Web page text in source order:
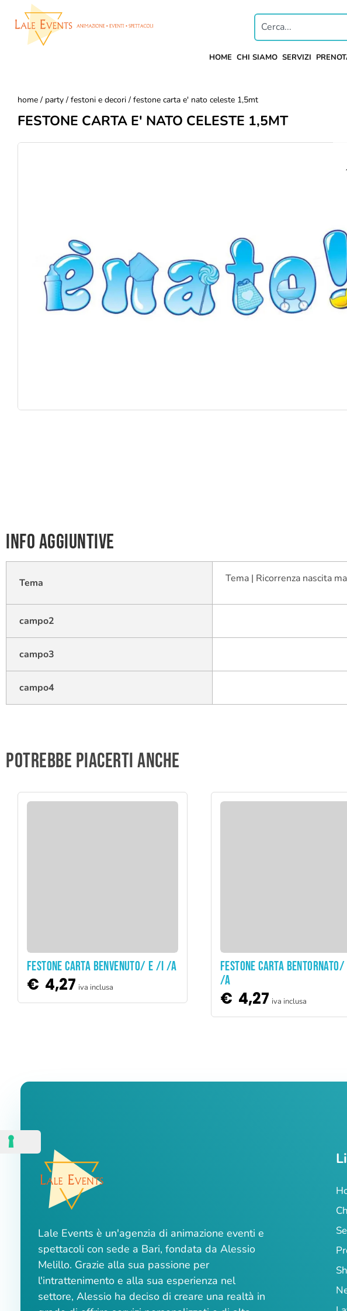
HOME CHI SIAMO SERVIZI
home / party / festoni e decori / festone carta e' nato celeste 1,5mt
FESTONE CARTA E' NATO CELESTE 1,5MT
Info aggiuntive
Tema Tema | Ricorrenza nascita
campo2
campo3
campo4
Potrebbe piacerti anche
ADD TO CART
FESTONE CARTA BENVENUTO/ E /I /A
€ 4,27 iva inclusa
ADD TO CART
FESTONE CARTA
/A
€ 4,27 iva inclusa
Lale Events è un'agenzia di animazione eventi e
spettacoli con sede a Bari, fondata da Alessio
Melillo. Grazie alla sua passione per
l'intrattenimento e alla sua esperienza nel
settore, Alessio ha deciso di creare una realtà in